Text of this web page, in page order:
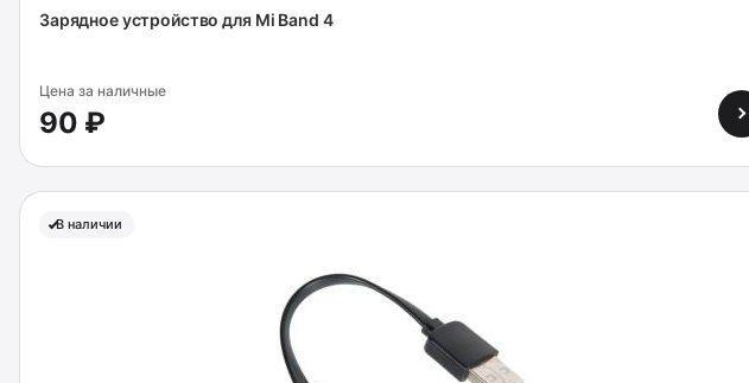
Зарядное устройство для Mi Band 4
Цена за наличные
90 ₽
В наличии